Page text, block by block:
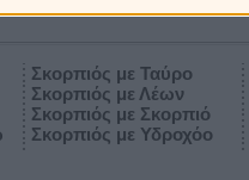
Σκορπιός με Ταύρο
Σκορπιός με Λέων
Σκορπιός με Σκορπιό
Σκορπιός με Υδροχόο